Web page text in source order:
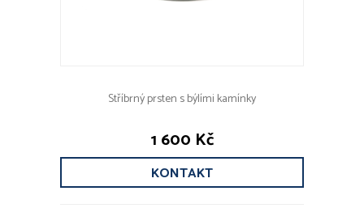
Stříbrný prsten s býlími kamínky
1 600 Kč
KONTAKT